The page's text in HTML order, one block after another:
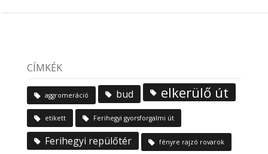
CÍMKÉK
aggromeráció bud elkerülő út
etikett Ferihegyi gyorsforgalmi út
Ferihegyi repülőtér fényre rajzó rovarok